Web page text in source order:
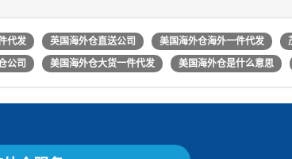
代发 英国海外仓直送公司 美国海外仓海外一件代发
公司 美国海外仓大货一件代发 美国海外仓是什么意思